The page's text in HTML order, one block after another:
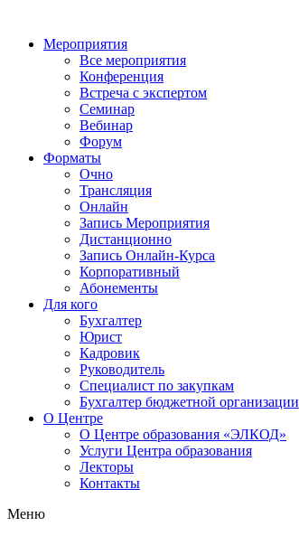
Мероприятия
Все мероприятия
Конференция
Встреча с экспертом
Семинар
Вебинар
Форум
Форматы
Очно
Трансляция
Онлайн
Запись Мероприятия
Дистанционно
Запись Онлайн-Курса
Корпоративный
Абонементы
Для кого
Бухгалтер
Юрист
Кадровик
Руководитель
Специалист по закупкам
Бухгалтер бюджетной организации
О Центре
О Центре образования «ЭЛКОД»
Услуги Центра образования
Лекторы
Контакты
Меню